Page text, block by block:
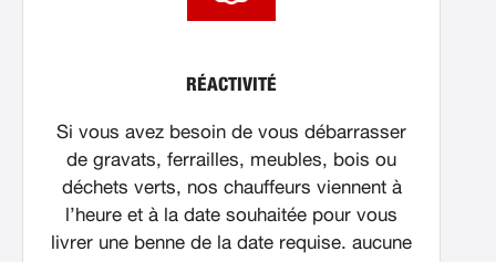
RÉACTIVITÉ
Si vous avez besoin de vous débarrasser
de gravats, ferrailles, meubles, bois ou
déchets verts, nos chauffeurs viennent à
l’heure et à la date souhaitée pour vous
livrer une benne de la date requise. aucune